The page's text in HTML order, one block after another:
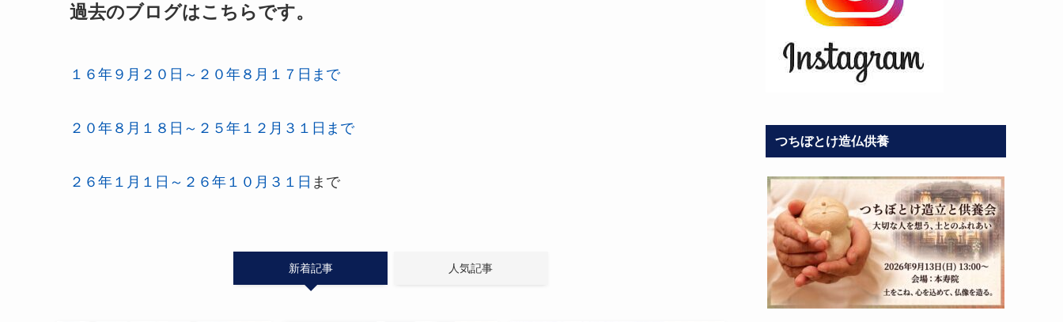
過去のブログはこちらです。
１６年９月２０日～２０年８月１７日まで
２０年８月１８日～２５年１２月３１日まで
２６年１月１日～２６年１０月３１日 まで
新着記事 人気記事
つちぼとけ造仏供養